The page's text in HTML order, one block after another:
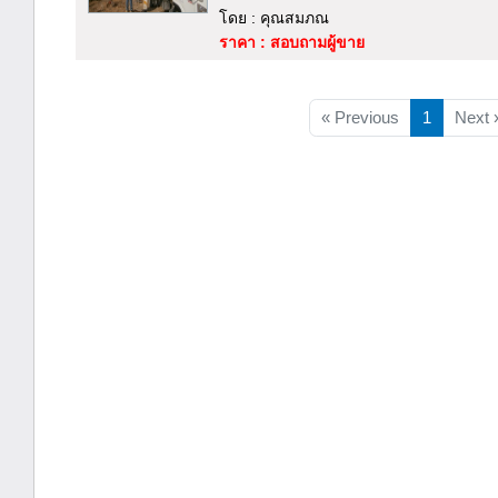
โดย : คุณสมภณ
ราคา : สอบถามผู้ขาย
« Previous 1 Next